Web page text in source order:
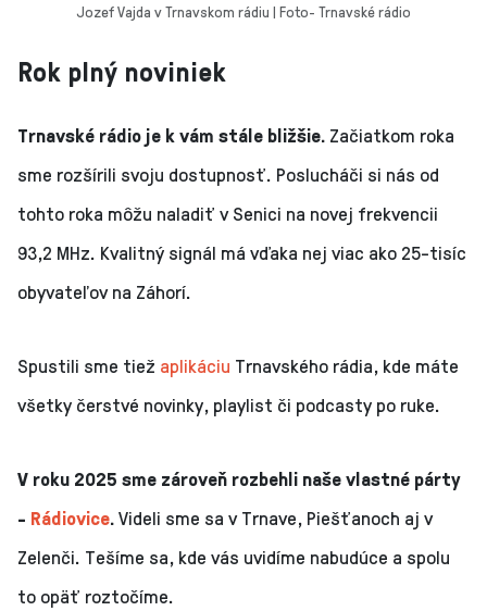
Jozef Vajda v Trnavskom rádiu | Foto- Trnavské rádio
Rok plný noviniek
Trnavské rádio je k vám stále bližšie. Začiatkom roka
sme rozšírili svoju dostupnosť. Poslucháči si nás od
tohto roka môžu naladiť v Senici na novej frekvencii
93,2 MHz. Kvalitný signál má vďaka nej viac ako 25-tisíc
obyvateľov na Záhorí.
Spustili sme tiež aplikáciu Trnavského rádia, kde máte
všetky čerstvé novinky, playlist či podcasty po ruke.
V roku 2025 sme zároveň rozbehli naše vlastné párty
- Rádiovice.Videli sme sa v Trnave, Piešťanoch aj v
Zelenči. Tešíme sa, kde vás uvidíme nabudúce a spolu
to opäť roztočíme.